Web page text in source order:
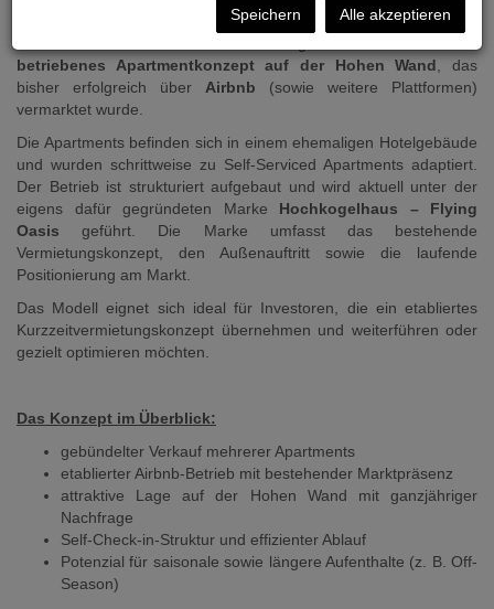
Sehr geehrte Damen und Herren,
betriebenes Apartmentkonzept auf der Hohen Wand, das
bisher erfolgreich über Airbnb (sowie weitere Plattformen)
vermarktet wurde.
Die Apartments befinden sich in einem ehemaligen Hotelgebäude
und wurden schrittweise zu Self-Serviced Apartments adaptiert.
Der Betrieb ist strukturiert aufgebaut und wird aktuell unter der
eigens dafür gegründeten Marke Hochkogelhaus – Flying
Oasis geführt. Die Marke umfasst das bestehende
Vermietungskonzept, den Außenauftritt sowie die laufende
Positionierung am Markt.
Das Modell eignet sich ideal für Investoren, die ein etabliertes
Kurzzeitvermietungskonzept übernehmen und weiterführen oder
gezielt optimieren möchten.
Das Konzept im Überblick:
gebündelter Verkauf mehrerer Apartments
etablierter Airbnb-Betrieb mit bestehender Marktpräsenz
attraktive Lage auf der Hohen Wand mit ganzjähriger
Nachfrage
Self-Check-in-Struktur und effizienter Ablauf
Potenzial für saisonale sowie längere Aufenthalte (z. B. Off-
Season)
Speichern Alle akzeptieren